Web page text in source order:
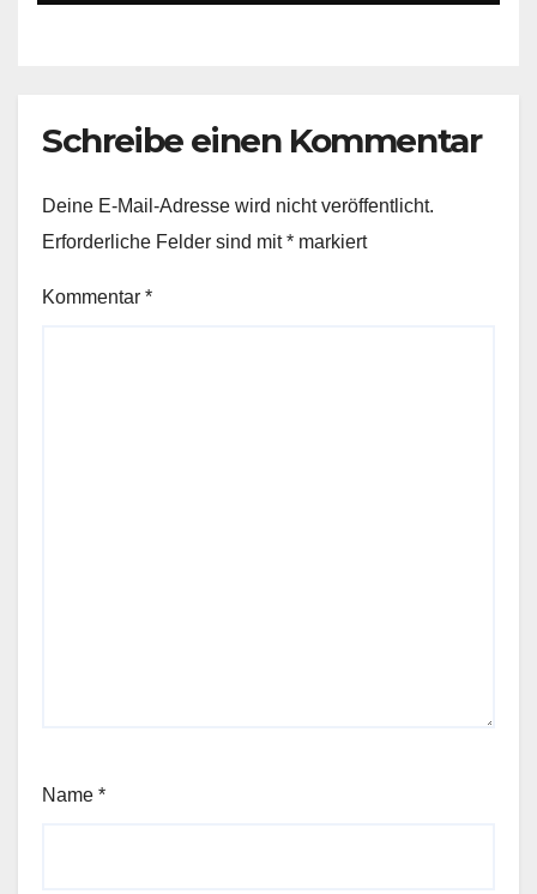
Schreibe einen Kommentar
Deine E-Mail-Adresse wird nicht veröffentlicht.
Erforderliche Felder sind mit* markiert
Kommentar *
Name *